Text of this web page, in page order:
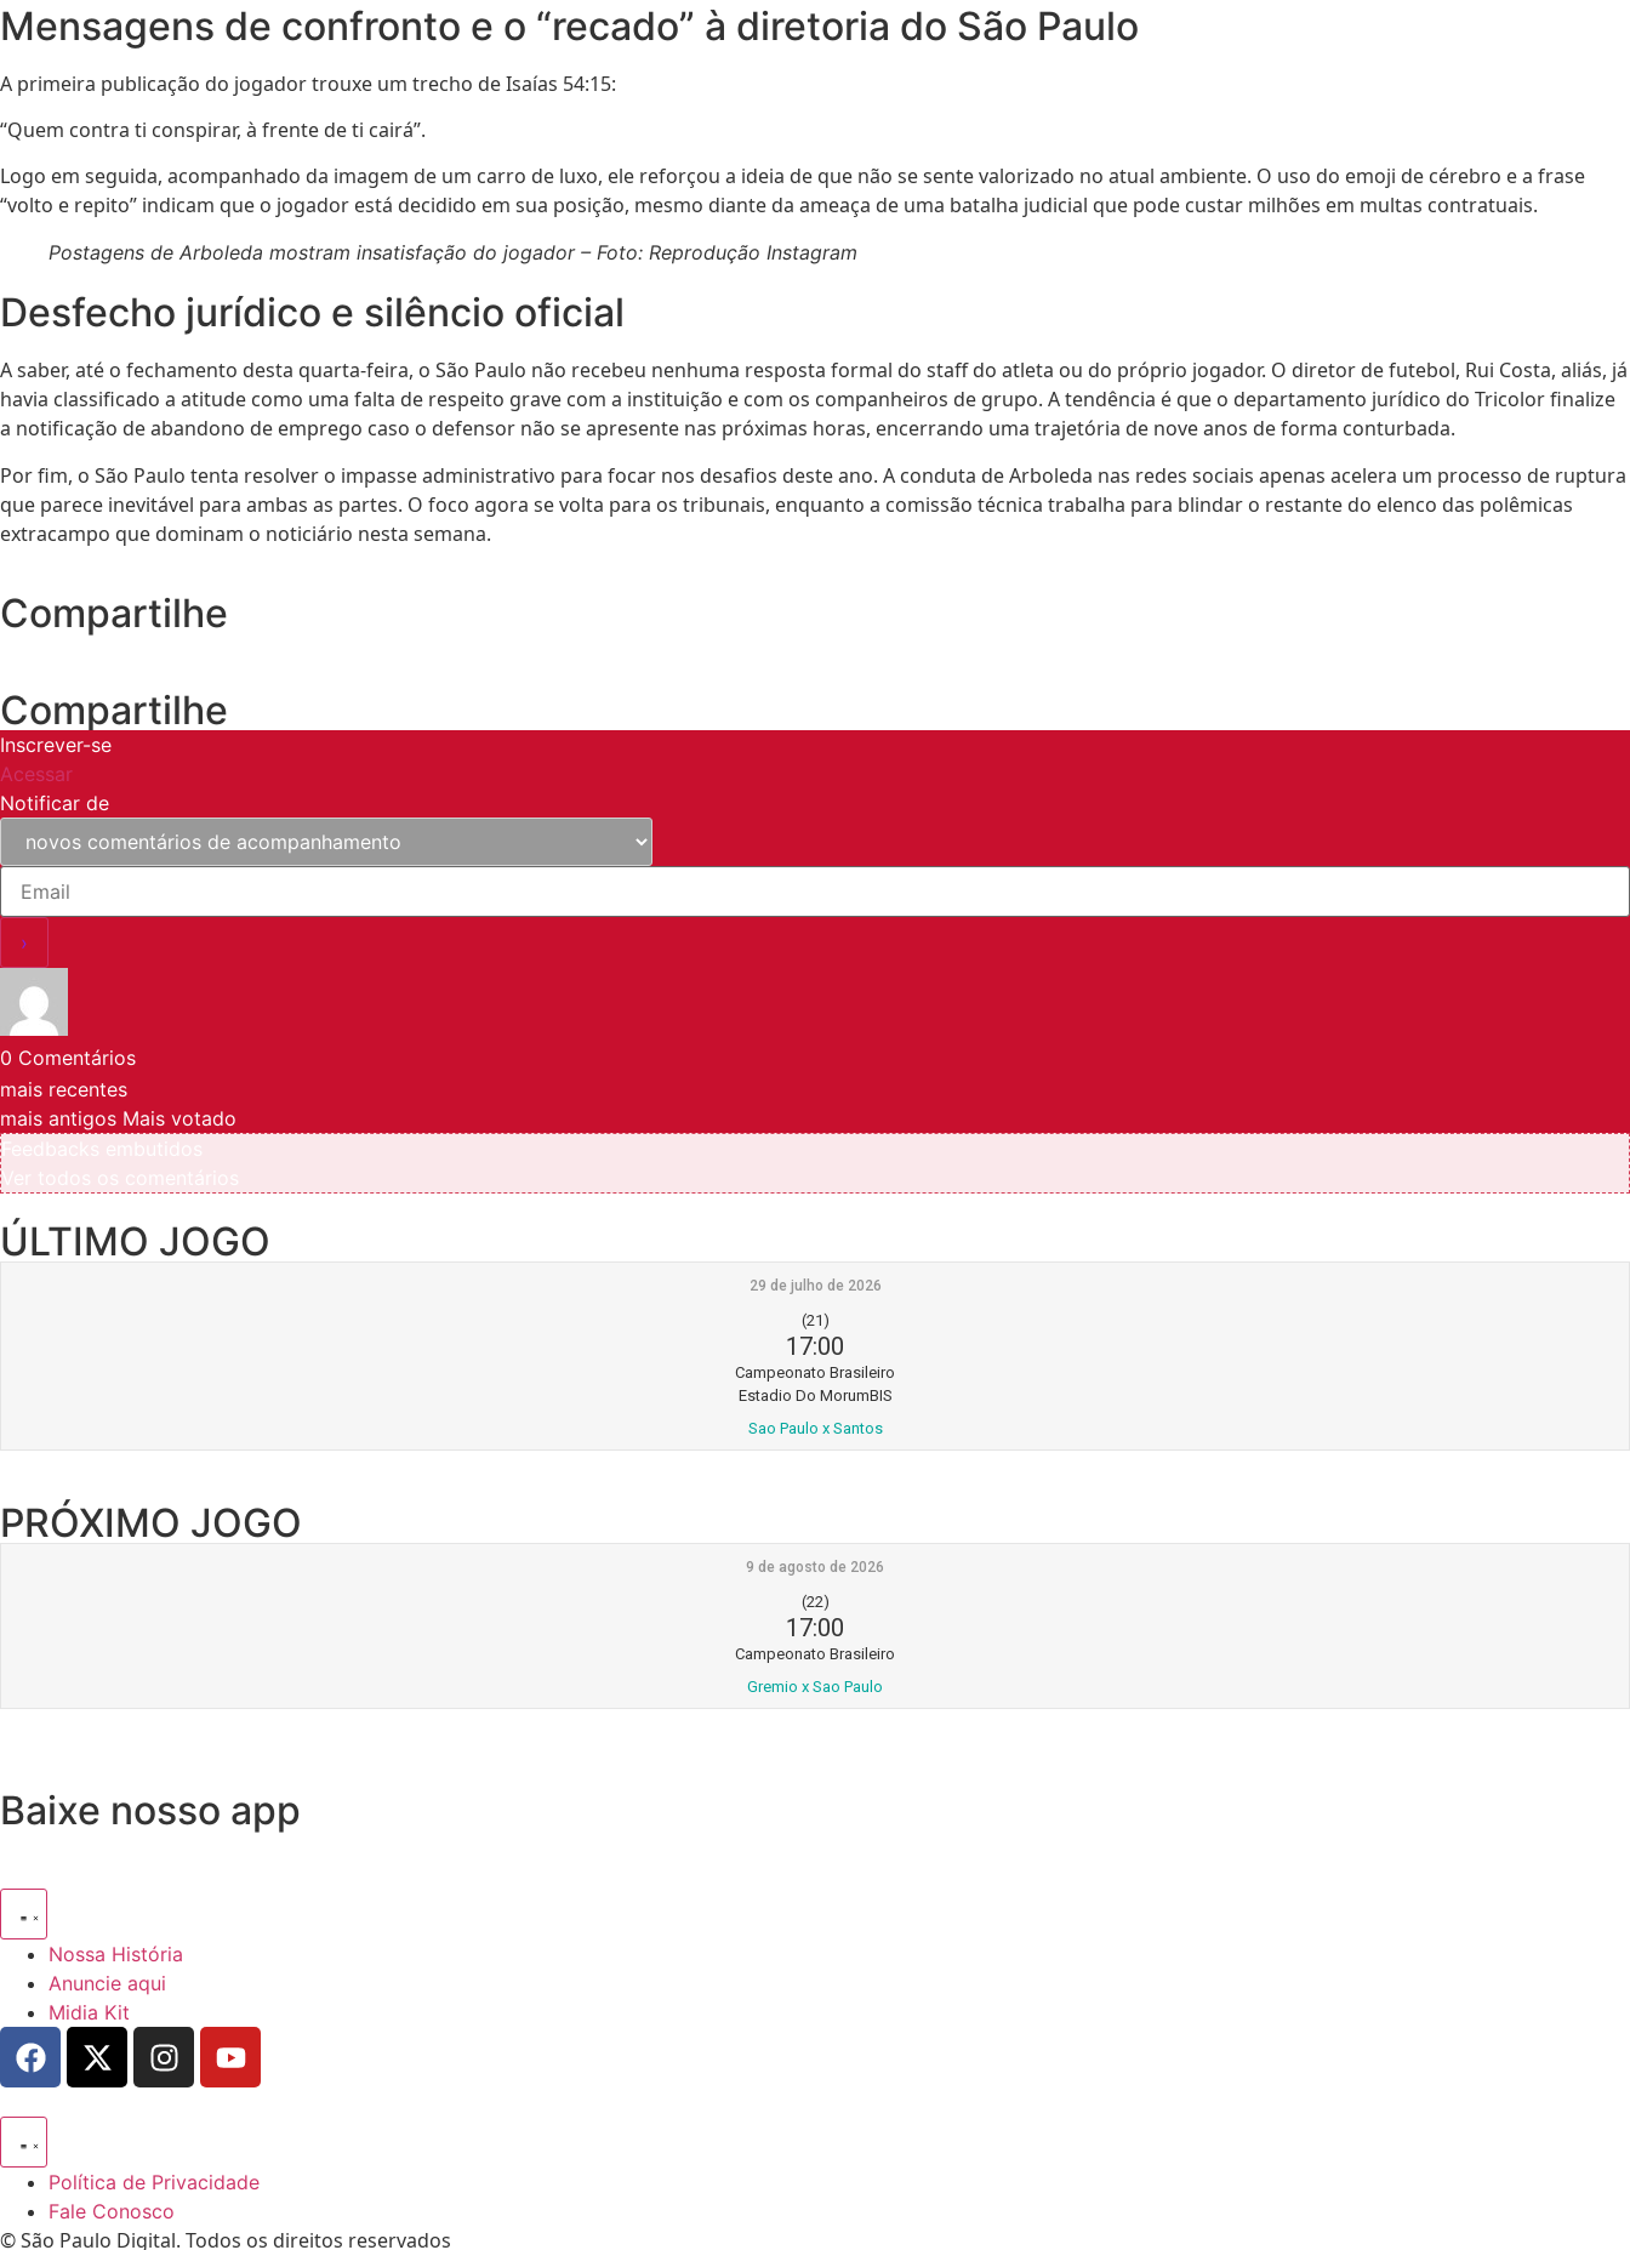
Mensagens de confronto e o “recado” à diretoria do São Paulo
A primeira publicação do jogador trouxe um trecho de Isaías 54:15:
“Quem contra ti conspirar, à frente de ti cairá”.
Logo em seguida, acompanhado da imagem de um carro de luxo, ele reforçou a ideia de que não se sente valorizado no atual ambiente. O uso do emoji de cérebro e a frase
“volto e repito” indicam que o jogador está decidido em sua posição, mesmo diante da ameaça de uma batalha judicial que pode custar milhões em multas contratuais.
Postagens de Arboleda mostram insatisfação do jogador – Foto: Reprodução Instagram
Desfecho jurídico e silêncio oficial
A saber, até o fechamento desta quarta-feira, o São Paulo não recebeu nenhuma resposta formal do staff do atleta ou do próprio jogador. O diretor de futebol, Rui Costa, aliás, já
havia classificado a atitude como uma falta de respeito grave com a instituição e com os companheiros de grupo. A tendência é que o departamento jurídico do Tricolor finalize
a notificação de abandono de emprego caso o defensor não se apresente nas próximas horas, encerrando uma trajetória de nove anos de forma conturbada.
Por fim, o São Paulo tenta resolver o impasse administrativo para focar nos desafios deste ano. A conduta de Arboleda nas redes sociais apenas acelera um processo de ruptura
que parece inevitável para ambas as partes. O foco agora se volta para os tribunais, enquanto a comissão técnica trabalha para blindar o restante do elenco das polêmicas
extracampo que dominam o noticiário nesta semana.
Compartilhe
Compartilhe
Inscrever-se
Acessar
Notificar de
0 Comentários
mais recentes
mais antigos Mais votado
ÚLTIMO JOGO
29 de julho de 2026
(21)
17:00
Campeonato Brasileiro
Estadio Do MorumBIS
Sao Paulo x Santos
PRÓXIMO JOGO
9 de agosto de 2026
(22)
17:00
Campeonato Brasileiro
Gremio x Sao Paulo
Baixe nosso app
Nossa História
Anuncie aqui
Midia Kit
Política de Privacidade
Fale Conosco
© São Paulo Digital. Todos os direitos reservados